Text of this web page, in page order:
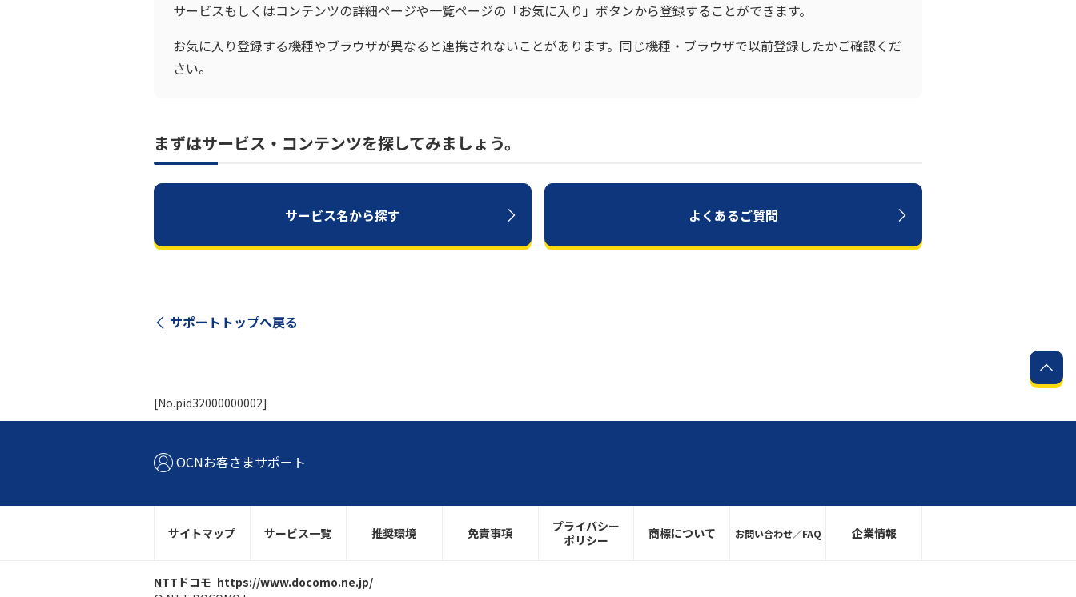
サービスもしくはコンテンツの詳細ページや一覧ページの「お気に入り」ボタンから登録することができます。
お気に入り登録する機種やブラウザが異なると連携されないことがあります。同じ機種・ブラウザで以前登録したかご確認くだ
さい。
まずはサービス・コンテンツを探してみましょう。
サービス名から探す よくあるご質問
サポートトップへ戻る
[No.pid32000000002]
OCNお客さまサポート
サイトマップ サービス一覧 推奨環境 免責事項
プライバシー
ポリシー
商標について お問い合わせ／FAQ 企業情報
NTTドコモ https://www.docomo.ne.jp/